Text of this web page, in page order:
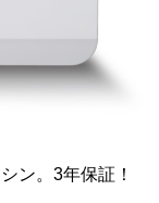
ン。3年保証！